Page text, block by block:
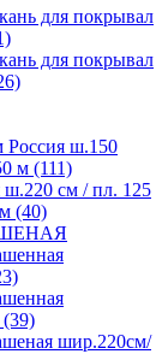
для покрывал
для покрывал
Россия ш.150
м (111)
ш.220 см / пл. 125
(40)
(39)
шир.220см/